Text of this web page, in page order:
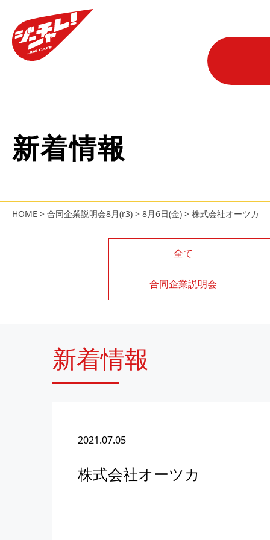
新着情報
HOME > 合同企業説明会8月(r3) > 8月6日(金) > 株式会社オーツカ
全て
合同企業説明会
新着情報
2021.07.05
株式会社オーツカ